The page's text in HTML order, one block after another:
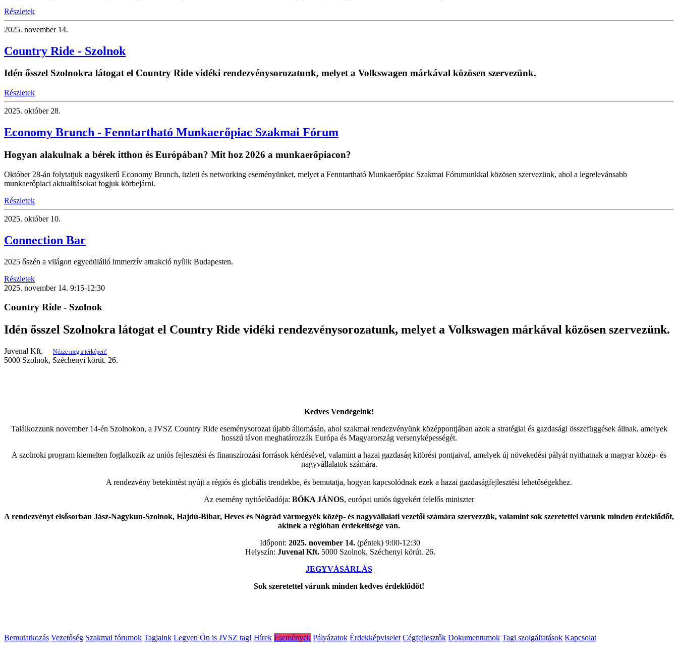
Részletek
2025. november 14.
Country Ride - Szolnok
Idén ősszel Szolnokra látogat el Country Ride vidéki rendezvénysorozatunk, melyet a Volkswagen márkával közösen szervezünk.
Részletek
2025. október 28.
Economy Brunch - Fenntartható Munkaerőpiac Szakmai Fórum
Hogyan alakulnak a bérek itthon és Európában? Mit hoz 2026 a munkaerőpiacon?
Október 28-án folytatjuk nagysikerű Economy Brunch, üzleti és networking eseményünket, melyet a Fenntartható Munkaerőpiac Szakmai Fórumunkkal közösen szervezünk, ahol a legrelevánsabb
munkaerőpiaci aktualitásokat fogjuk körbejárni.
Részletek
2025. október 10.
Connection Bar
2025 őszén a világon egyedülálló immerzív attrakció nyílik Budapesten.
Részletek
2025. november 14. 9:15-12:30
Country Ride - Szolnok
Idén ősszel Szolnokra látogat el Country Ride vidéki rendezvénysorozatunk, melyet a Volkswagen márkával közösen szervezünk.
Juvenal Kft. Nézze meg a térképen!
5000 Szolnok, Széchenyi körút. 26.
Kedves Vendégeink!
Találkozzunk november 14-én Szolnokon, a JVSZ Country Ride eseménysorozat újabb állomásán, ahol szakmai rendezvényünk középpontjában azok a stratégiai és gazdasági összefüggések állnak, amelyek
hosszú távon meghatározzák Európa és Magyarország versenyképességét.
A szolnoki program kiemelten foglalkozik az uniós fejlesztési és finanszírozási források kérdésével, valamint a hazai gazdaság kitörési pontjaival, amelyek új növekedési pályát nyithatnak a magyar közép- és
nagyvállalatok számára.
A rendezvény betekintést nyújt a régiós és globális trendekbe, és bemutatja, hogyan kapcsolódnak ezek a hazai gazdaságfejlesztési lehetőségekhez.
Az esemény nyitóelőadója: BÓKA JÁNOS, európai uniós ügyekért felelős miniszter
A rendezvényt elsősorban Jász-Nagykun-Szolnok, Hajdú-Bihar, Heves és Nógrád vármegyék közép- és nagyvállalati vezetői számára szervezzük, valamint sok szeretettel várunk minden érdeklődőt,
akinek a régióban érdekeltsége van.
Időpont: 2025. november 14. (péntek) 9:00-12:30
Helyszín: Juvenal Kft.5000 Szolnok, Széchenyi körút. 26.
JEGYVÁSÁRLÁS
Sok szeretettel várunk minden kedves érdeklődőt!
Bemutatkozás Vezetőség Szakmai fórumok Tagjaink Legyen Ön is JVSZ tag! Hírek Események Pályázatok Érdekképviselet Cégfejlesztők Dokumentumok Tagi szolgáltatások Kapcsolat